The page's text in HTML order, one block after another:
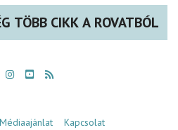
TÖBB CIKK A ROVATBÓL
Médiaajánlat Kapcsolat